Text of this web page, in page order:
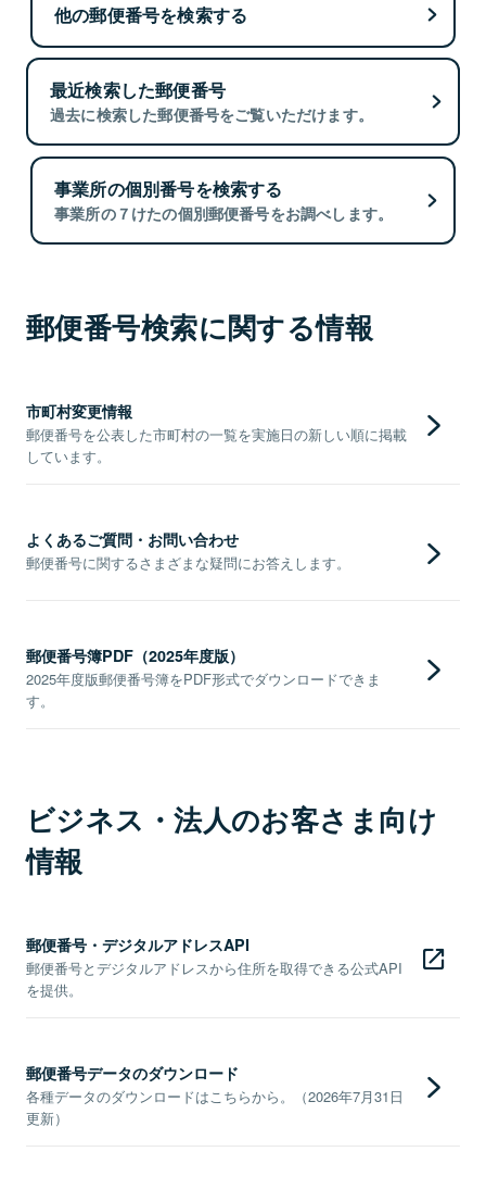
他の郵便番号を検索する
最近検索した郵便番号
過去に検索した郵便番号をご覧いただけます。
事業所の個別番号を検索する
事業所の７けたの個別郵便番号をお調べします。
郵便番号検索に関する情報
市町村変更情報
郵便番号を公表した市町村の一覧を実施日の新しい順に掲載
しています。
よくあるご質問・お問い合わせ
郵便番号に関するさまざまな疑問にお答えします。
郵便番号簿PDF（2025年度版）
2025年度版郵便番号簿をPDF形式でダウンロードできま
す。
ビジネス・法人のお客さま向け
情報
郵便番号・デジタルアドレスAPI
郵便番号とデジタルアドレスから住所を取得できる公式API
を提供。
郵便番号データのダウンロード
各種データのダウンロードはこちらから。（2026年7月31日
更新）